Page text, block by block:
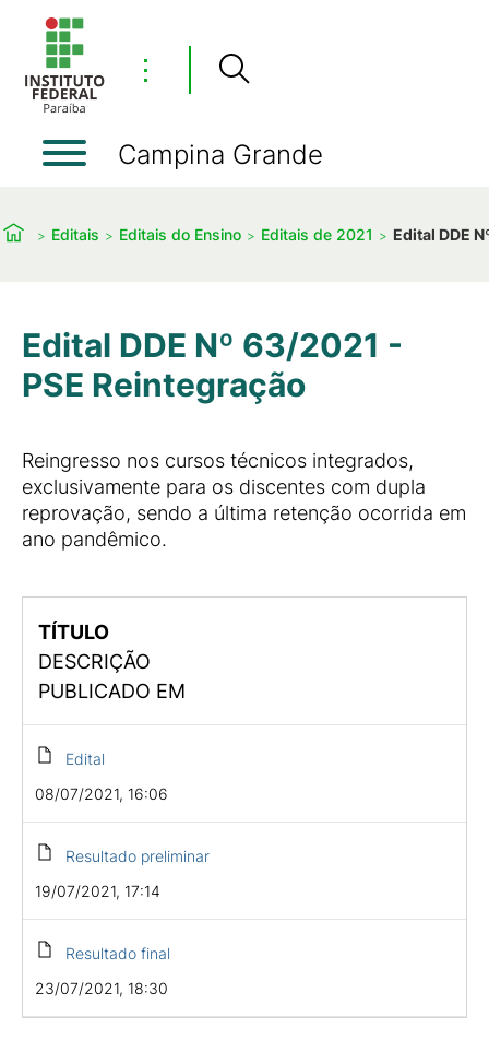
⋮
Campina Grande
Editais Editais do Ensino Editais de 2021 Edital DDE
Edital DDE Nº 63/2021 -
PSE Reintegração
Reingresso nos cursos técnicos integrados,
exclusivamente para os discentes com dupla
reprovação, sendo a última retenção ocorrida em
ano pandêmico.
TÍTULO
DESCRIÇÃO
PUBLICADO EM
Edital
08/07/2021, 16:06
Resultado preliminar
19/07/2021, 17:14
Resultado final
23/07/2021, 18:30